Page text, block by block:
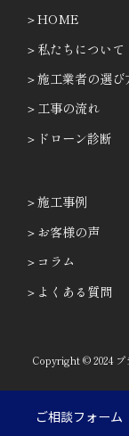
HOME
私たちについて
施工業者の選び
工事の流れ
ドローン診断
施工事例
お客様の声
コラム
よくある質問
Copyright © 2024 プ
ご相談フォーム